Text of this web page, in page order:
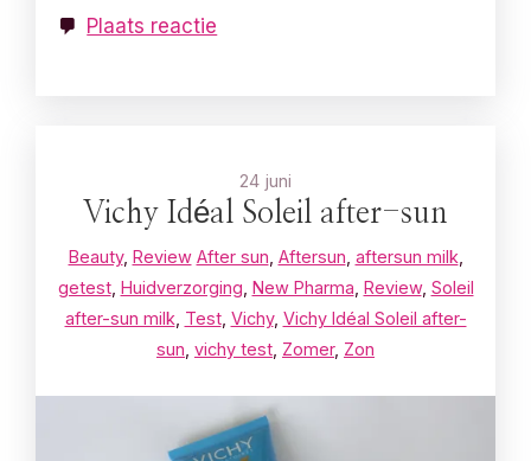
Plaats reactie
24 juni
Vichy Idéal Soleil after-sun
Beauty, Review After sun Aftersun aftersun milk
getest, Huidverzorging New Pharma Review, Soleil
after-sun milk Test, Vichy, Vichy Idéal Soleil after-
sun vichy test Zomer, Zon